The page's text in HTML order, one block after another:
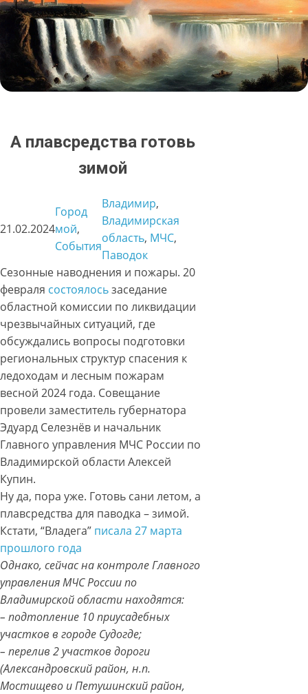
А плавсредства готовь
зимой
21.02.2024
Город
мой
События
Владимир
Владимирская
область, МЧС
Паводок
Сезонные наводнения и пожары. 20
февраля состоялосьзаседание
областной комиссии по ликвидации
чрезвычайных ситуаций, где
обсуждались вопросы подготовки
региональных структур спасения к
ледоходам и лесным пожарам
весной 2024 года. Совещание
провели заместитель губернатора
Эдуард Селезнёв и начальник
Главного управления МЧС России по
Владимирской области Алексей
Купин.
Ну да, пора уже. Готовь сани летом, а
плавсредства для паводка – зимой.
Кстати, “Владега” писала 27 марта
прошлого года
Однако, сейчас на контроле Главного
управления МЧС России по
Владимирской области находятся:
– подтопление 10 приусадебных
участков в городе Судогде;
– перелив 2 участков дороги
(Александровский район, н.п.
Мостищево и Петушинский район,